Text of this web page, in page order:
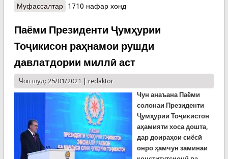
Муфассалтаро Пешвои миллат: Дар кишвар барои табобати
бемории сироятии КОВИД – 19 беш аз 30
беморхона бо 7000 кат ва 5400 нафар табибону
кормандони тиббӣ сафарбар гардиданд | Видео
1710 нафар хонд
Паёми Президенти Ҷумҳурии
Тоҷикисон раҳнамои рушди
давлатдории миллӣ аст
Чоп шуд: 25/01/2021 | redaktor
Чун анаъана Паёми
солонаи Президенти
Ҷумҳурии Тоҷикистон
аҳамияти хоса дошта,
дар доираҳои сиёсӣ
онро ҳамчун заминаи